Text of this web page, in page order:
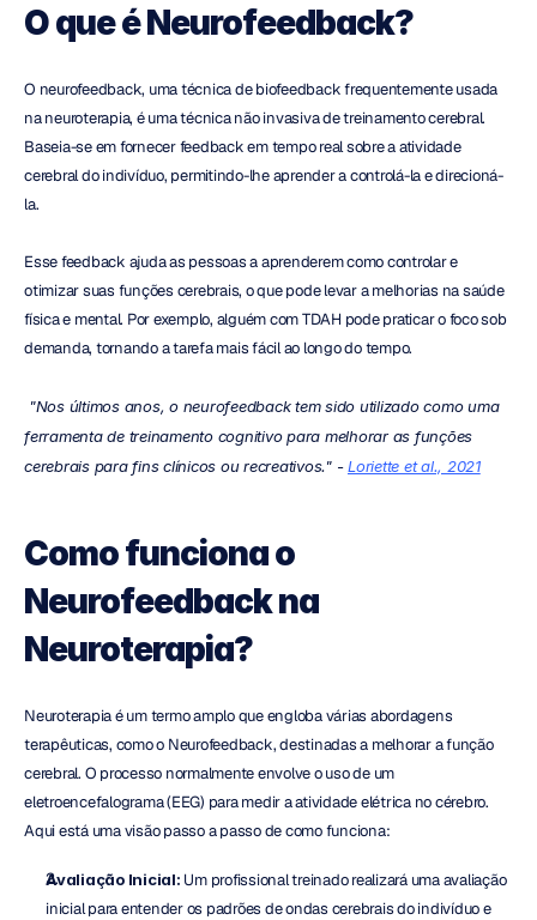
O que é Neurofeedback?
O neurofeedback, uma técnica de biofeedback frequentemente usada
na neuroterapia, é uma técnica não invasiva de treinamento cerebral.
Baseia-se em fornecer feedback em tempo real sobre a atividade
cerebral do indivíduo, permitindo-lhe aprender a controlá-la e direcioná-
la.
Esse feedback ajuda as pessoas a aprenderem como controlar e
otimizar suas funções cerebrais, o que pode levar a melhorias na saúde
física e mental. Por exemplo, alguém com TDAH pode praticar o foco sob
demanda, tornando a tarefa mais fácil ao longo do tempo.
ferramenta de treinamento cognitivo para melhorar as funções
cerebrais para fins clínicos ou recreativos." - Loriette et al., 2021
Como funciona o
Neurofeedback na
Neuroterapia?
Neuroterapia é um termo amplo que engloba várias abordagens
terapêuticas, como o Neurofeedback, destinadas a melhorar a função
cerebral. O processo normalmente envolve o uso de um
eletroencefalograma (EEG) para medir a atividade elétrica no cérebro.
Aqui está uma visão passo a passo de como funciona:
Avaliação Inicial: Um profissional treinado realizará uma avaliação
inicial para entender os padrões de ondas cerebrais do indivíduo e